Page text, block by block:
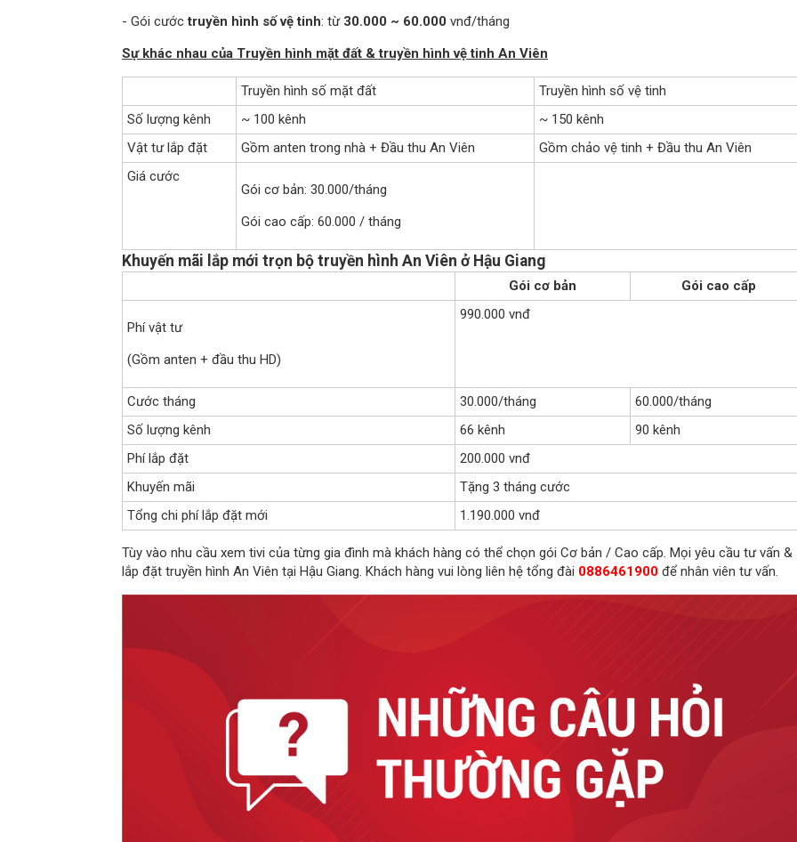
- Gói cướctruyền hình số vệ tinh: từ 30.000 ~ 60.000 vnđ/tháng
Sự khác nhau của Truyền hình mặt đất & truyền hình vệ tinh An Viên
Truyền hình số mặt đất
Truyền hình số vệ tinh
Số lượng kênh
~ 100 kênh
~ 150 kênh
Vật tư lắp đặt
Gồm anten trong nhà + Đầu thu An Viên
Gồm chảo vệ tinh + Đầu thu An Viên
Giá cước
Gói cơ bản: 30.000/tháng
Gói cao cấp: 60.000 / tháng
Khuyến mãi lắp mới trọn bộ truyền hình An Viên ở Hậu Giang
Gói cơ bản Gói cao cấp
Phí vật tư
(Gồm anten + đầu thu HD)
990.000 vnđ
Cước tháng 30.000/tháng
60.000/tháng
Số lượng kênh
66 kênh
90 kênh
Phí lắp đặt
200.000 vnđ
Khuyến mãi
Tặng 3 tháng cước
Tổng chi phí lắp đặt mới
1.190.000 vnđ
Tùy vào nhu cầu xem tivi của từng gia đình mà khách hàng có thể chọn gói Cơ bản / Cao cấp. Mọi yêu cầu tư vấn &
lắp đặt truyền hình An Viên tại Hậu Giang. Khách hàng vui lòng liên hệ tổng đài 0886461900 để nhân viên tư vấn.